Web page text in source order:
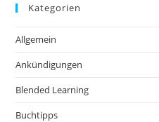
Kategorien
Allgemein
Ankündigungen
Blended Learning
Buchtipps